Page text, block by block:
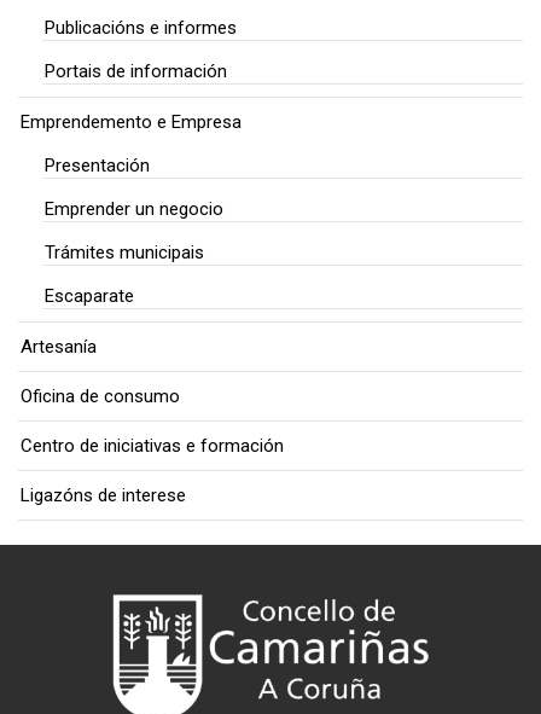
Publicacións e informes
Portais de información
Emprendemento e Empresa
Presentación
Emprender un negocio
Trámites municipais
Escaparate
Artesanía
Oficina de consumo
Centro de iniciativas e formación
Ligazóns de interese